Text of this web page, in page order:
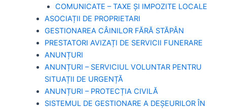
COMUNICATE – TAXE ȘI IMPOZITE LOCALE
ASOCIAȚII DE PROPRIETARI
GESTIONAREA CÂINILOR FĂRĂ STĂPÂN
PRESTATORI AVIZAȚI DE SERVICII FUNERARE
ANUNȚURI
ANUNȚURI – SERVICIUL VOLUNTAR PENTRU
SITUAȚII DE URGENȚĂ
ANUNȚURI – PROTECȚIA CIVILĂ
SISTEMUL DE GESTIONARE A DEȘEURILOR ÎN